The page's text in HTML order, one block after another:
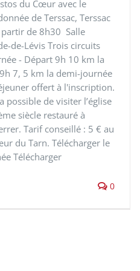
du Cœur avec le
de Terssac, Terssac
partir de 8h30 Salle
de-Lévis Trois circuits
- Départ 9h 10 km la
7, 5 km la demi-journée
offert à l'inscription.
possible de visiter l’église
siècle restauré à
Tarif conseillé : 5 € au
du Tarn. Télécharger le
Télécharger
0